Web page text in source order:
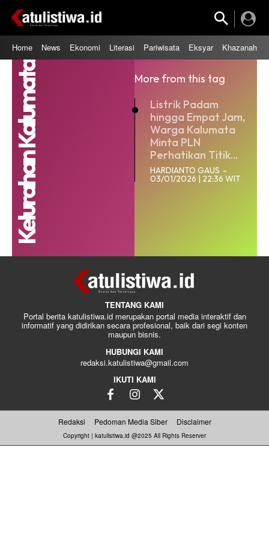
Home News Ekonomi Literasi Pariwisata Eksyar Khazanah
Kelurahan Kalumata
More from this tag
Listrik Padam
hingga Empat Jam,
Warga Kalumata
Minta PLN
Perhatikan Titik...
HARDIANTO GAUS -
03/01/2026 | 22:36 WIT
TENTANG KAMI
Portal berita katulistiwa.id merupakan portal media interaktif dan
informatif yang didirikan secara profesional, baik dari segi konten
maupun bisnis.
HUBUNGI KAMI
redaksi.katulistiwa@gmail.com
IKUTI KAMI
Redaksi Pedoman Media Siber Disclaimer
Copyright | katulistiwa.id @2025 All Rights Reserver